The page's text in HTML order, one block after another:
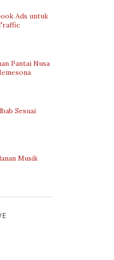
Ads untuk
Pantai Nusa
Sesuai
Musik